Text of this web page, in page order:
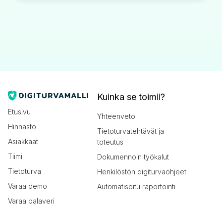
Etusivu
Hinnasto
Asiakkaat
Tiimi
Tietoturva
Varaa demo
Varaa palaveri
Kuinka se toimii?
Yhteenveto
Tietoturvatehtävät ja
toteutus
Dokumennoin työkalut
Henkilöstön digiturvaohjeet
Automatisoitu raportointi